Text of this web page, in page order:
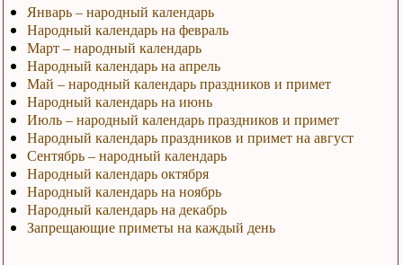
Январь – народный календарь
Народный календарь на февраль
Март – народный календарь
Народный календарь на апрель
Май – народный календарь праздников и примет
Народный календарь на июнь
Июль – народный календарь праздников и примет
Народный календарь праздников и примет на август
Сентябрь – народный календарь
Народный календарь октября
Народный календарь на ноябрь
Народный календарь на декабрь
Запрещающие приметы на каждый день